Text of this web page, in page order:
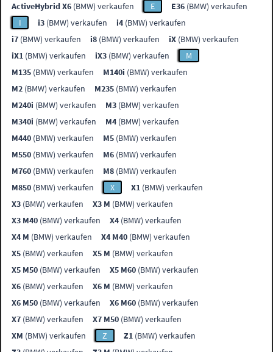
ActiveHybrid X6 (BMW) verkaufen E E36 (BMW) verkaufen
I
i3 (BMW) verkaufen i4 (BMW) verkaufen
i7 (BMW) verkaufen i8 (BMW) verkaufen iX (BMW) verkaufen
iX1 (BMW) verkaufen iX3 (BMW) verkaufen
M
M135 (BMW) verkaufen M140i (BMW) verkaufen
M2 (BMW) verkaufen M235 (BMW) verkaufen
M240i (BMW) verkaufen M3 (BMW) verkaufen
M340i (BMW) verkaufen M4 (BMW) verkaufen
M440 (BMW) verkaufen M5 (BMW) verkaufen
M550 (BMW) verkaufen M6 (BMW) verkaufen
M760 (BMW) verkaufen M8 (BMW) verkaufen
M850 (BMW) verkaufen X X1 (BMW) verkaufen
X3 (BMW) verkaufen X3 M (BMW) verkaufen
X3 M40 (BMW) verkaufen X4 (BMW) verkaufen
X4 M (BMW) verkaufen X4 M40 (BMW) verkaufen
X5 (BMW) verkaufen X5 M (BMW) verkaufen
X5 M50 (BMW) verkaufen X5 M60 (BMW) verkaufen
X6 (BMW) verkaufen X6 M (BMW) verkaufen
X6 M50 (BMW) verkaufen X6 M60 (BMW) verkaufen
X7 (BMW) verkaufen X7 M50 (BMW) verkaufen
XM (BMW) verkaufen Z Z1 (BMW) verkaufen